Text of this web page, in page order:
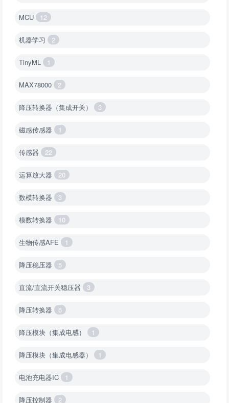
MCU 12
机器学习 2
TinyML 1
MAX78000 2
降压转换器（集成开关） 3
磁感传感器 1
传感器 22
运算放大器 20
数模转换器 3
模数转换器 10
生物传感AFE 1
降压稳压器 5
直流/直流开关稳压器 3
降压转换器 6
降压模块（集成电感） 1
降压模块（集成电感器） 1
电池充电器IC 1
降压控制器 2